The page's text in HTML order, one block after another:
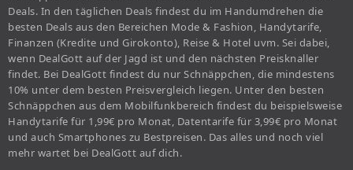
Deals. In den täglichen Deals findest du im Handumdrehen die
besten Deals aus den Bereichen Mode & Fashion, Handytarife,
Finanzen (Kredite und Girokonto), Reise & Hotel uvm. Sei dabei,
wenn DealGott auf der Jagd ist und den nächsten Preisknaller
findet. Bei DealGott findest du nur Schnäppchen, die mindestens
10% unter dem besten Preisvergleich liegen. Unter den besten
Schnäppchen aus dem Mobilfunkbereich findest du beispielsweise
Handytarife für 1,99€ pro Monat, Datentarife für 3,99€ pro Monat
und auch Smartphones zu Bestpreisen. Das alles und noch viel
mehr wartet bei DealGott auf dich.